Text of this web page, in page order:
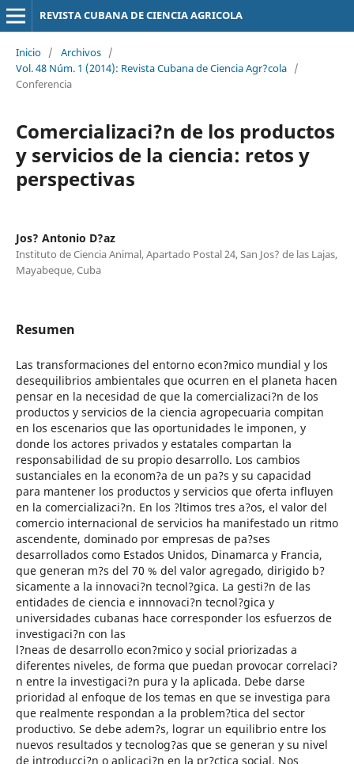
REVISTA CUBANA DE CIENCIA AGRICOLA
Inicio / Archivos /
Vol. 48 Núm. 1 (2014): Revista Cubana de Ciencia Agr?cola /
Conferencia
Comercializaci?n de los productos
y servicios de la ciencia: retos y
perspectivas
Jos? Antonio D?az
Instituto de Ciencia Animal, Apartado Postal 24, San Jos? de las Lajas,
Mayabeque, Cuba
Resumen
Las transformaciones del entorno econ?mico mundial y los
desequilibrios ambientales que ocurren en el planeta hacen
pensar en la necesidad de que la comercializaci?n de los
productos y servicios de la ciencia agropecuaria compitan
en los escenarios que las oportunidades le imponen, y
donde los actores privados y estatales compartan la
responsabilidad de su propio desarrollo. Los cambios
sustanciales en la econom?a de un pa?s y su capacidad
para mantener los productos y servicios que oferta influyen
en la comercializaci?n. En los ?ltimos tres a?os, el valor del
comercio internacional de servicios ha manifestado un ritmo
ascendente, dominado por empresas de pa?ses
desarrollados como Estados Unidos, Dinamarca y Francia,
que generan m?s del 70 % del valor agregado, dirigido b?
sicamente a la innovaci?n tecnol?gica. La gesti?n de las
entidades de ciencia e innnovaci?n tecnol?gica y
universidades cubanas hace corresponder los esfuerzos de
investigaci?n con las
l?neas de desarrollo econ?mico y social priorizadas a
diferentes niveles, de forma que puedan provocar correlaci?
n entre la investigaci?n pura y la aplicada. Debe darse
prioridad al enfoque de los temas en que se investiga para
que realmente respondan a la problem?tica del sector
productivo. Se debe adem?s, lograr un equilibrio entre los
nuevos resultados y tecnolog?as que se generan y su nivel
de introducci?n o aplicaci?n en la pr?ctica social. Nos